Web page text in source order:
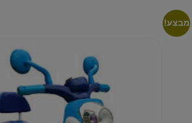
מבצע!